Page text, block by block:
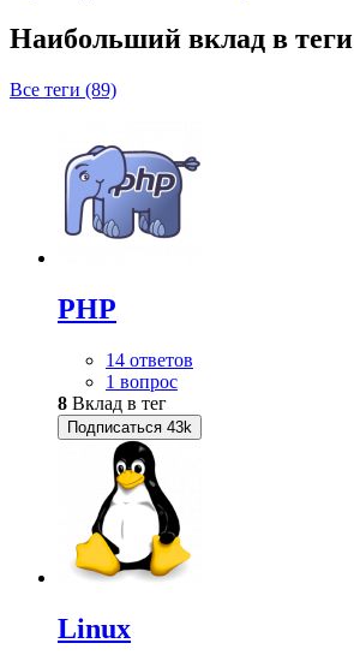
Наибольший вклад в теги
Все теги (89)
PHP
14 ответов
1 вопрос
8 Вклад в тег
Подписаться 43k
Linux